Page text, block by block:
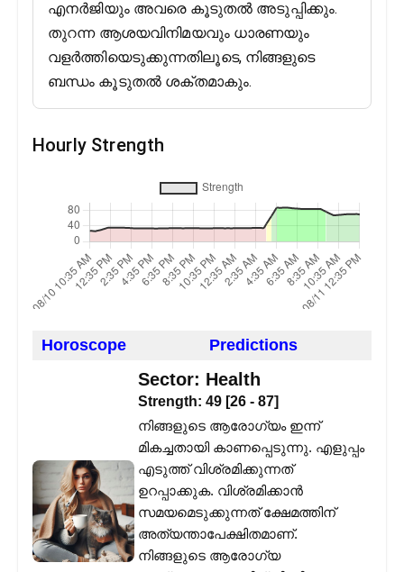
എനർജിയും അവരെ കൂടുതൽ അടുപ്പിക്കും.
തുറന്ന ആശയവിനിമയവും ധാരണയും
വളർത്തിയെടുക്കുന്നതിലൂടെ, നിങ്ങളുടെ
ബന്ധം കൂടുതൽ ശക്തമാകും.
Hourly Strength
Horoscope Predictions
Sector: Health
Strength: 49 [26 - 87]
നിങ്ങളുടെ ആരോഗ്യം ഇന്ന്
മികച്ചതായി കാണപ്പെടുന്നു. എളുപ്പം
എടുത്ത് വിശ്രമിക്കുന്നത്
ഉറപ്പാക്കുക. വിശ്രമിക്കാൻ
സമയമെടുക്കുന്നത് ക്ഷേമത്തിന്
അത്യന്താപേക്ഷിതമാണ്.
നിങ്ങളുടെ ആരോഗ്യ